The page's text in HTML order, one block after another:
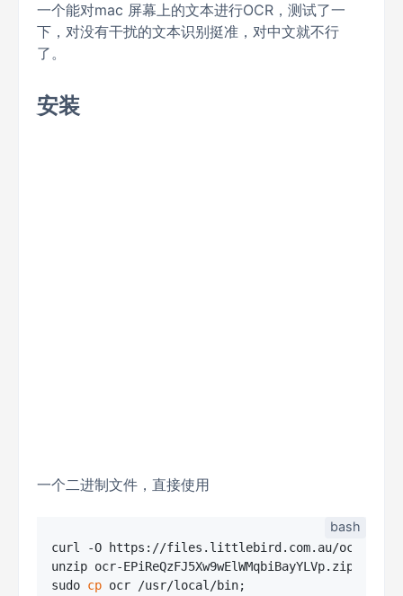
一个能对mac 屏幕上的文本进行OCR，测试了一
下，对没有干扰的文本识别挺准，对中文就不行
了。
安装
一个二进制文件，直接使用
curl -O https://files.littlebird.com.au/ocr-
unzip ocr-EPiReQzFJ5Xw9wElWMqbiBayYLVp.zip;
sudo cp